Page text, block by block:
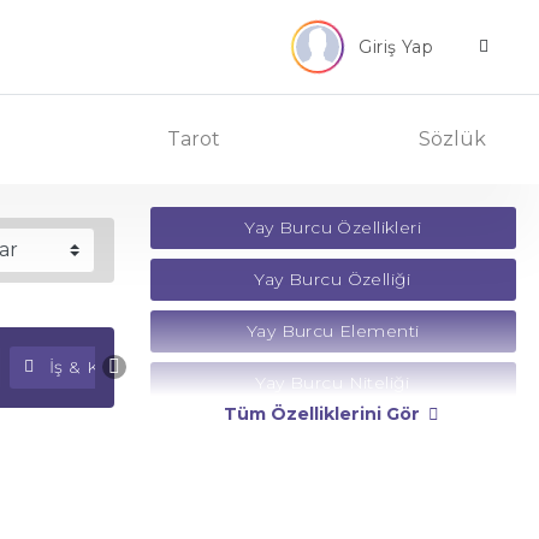
Giriş Yap
Tarot Sözlük
İş & Kariyer Falı Para Falı
Yay Burcu Özellikleri
Yay Burcu Özelliği
Yay Burcu Elementi
Yay Burcu Niteliği
Tüm Özelliklerini Gör